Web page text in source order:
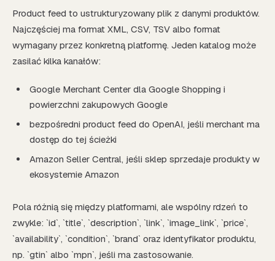
Product feed to ustrukturyzowany plik z danymi produktów.
Najczęściej ma format XML, CSV, TSV albo format
wymagany przez konkretną platformę. Jeden katalog może
zasilać kilka kanałów:
Google Merchant Center dla Google Shopping i
powierzchni zakupowych Google
bezpośredni product feed do OpenAI, jeśli merchant ma
dostęp do tej ścieżki
Amazon Seller Central, jeśli sklep sprzedaje produkty w
ekosystemie Amazon
Pola różnią się między platformami, ale wspólny rdzeń to
zwykle: `id`, `title`, `description`, `link`, `image_link`, `price`,
`availability`, `condition`, `brand` oraz identyfikator produktu,
np. `gtin` albo `mpn`, jeśli ma zastosowanie.